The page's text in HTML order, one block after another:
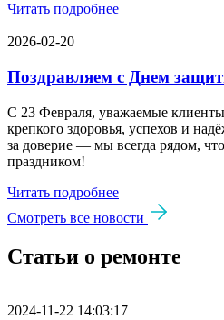
Читать подробнее
2026-02-20
Поздравляем с Днем
С 23 Февраля, уважаемые
крепкого здоровья, успехов и
за доверие — мы всегда рядом,
праздником!
Читать подробнее
Смотреть все новости
Статьи о ремонте
2024-11-22 14:03:17